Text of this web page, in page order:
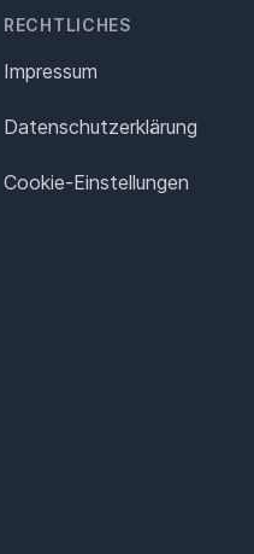
RECHTLICHES
Impressum
Datenschutz­erklärung
Cookie-Einstellungen